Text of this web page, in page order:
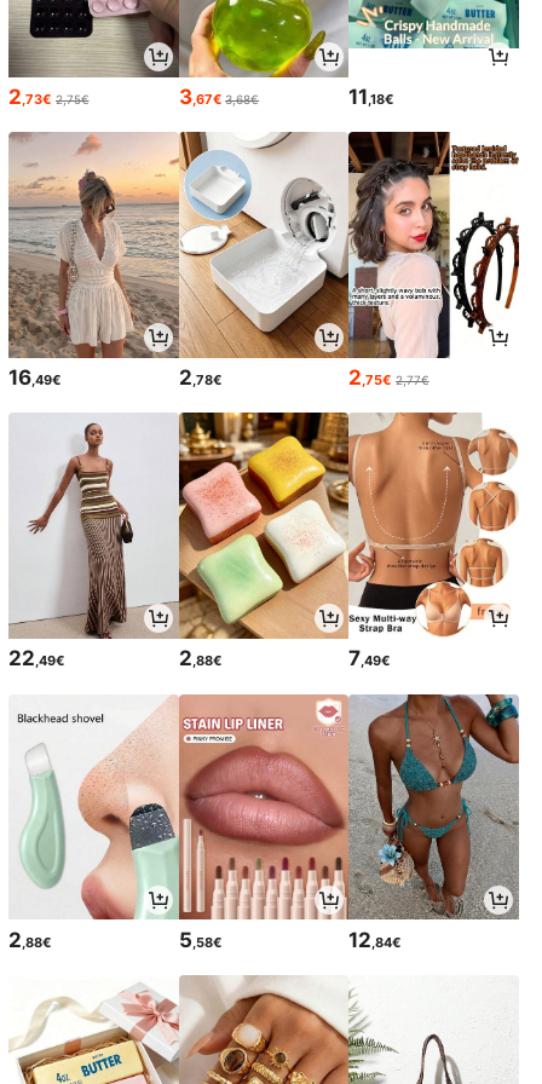
2,73€ 2,75€ 3,67€ 3,68€ 11,18€
16,49€ 2,78€ 2,75€ 2,77€
22,49€ 2,88€ 7,49€
2 ,88€ 5 ,58€ 12 ,84€